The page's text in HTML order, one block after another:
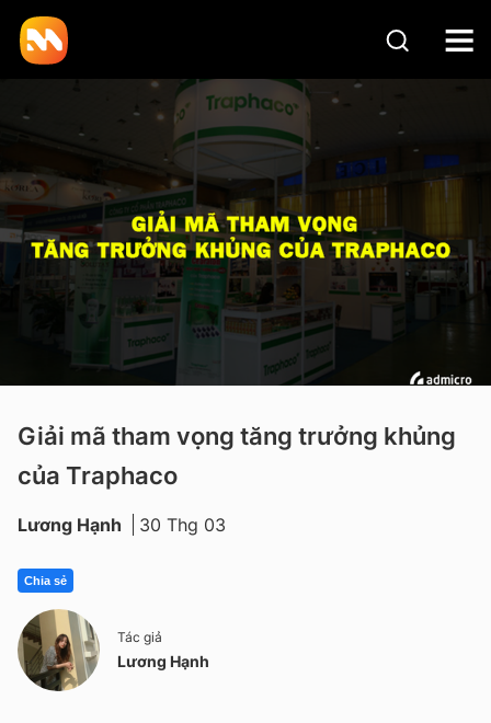
Giải mã tham vọng tăng trưởng khủng
của Traphaco
Lương Hạnh 30 Thg 03
Chia sẻ
Tác giả
Lương Hạnh